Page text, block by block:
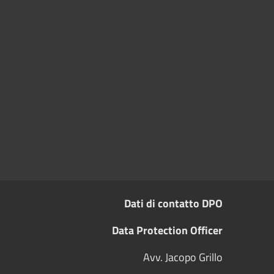
Dati di contatto DPO
Data Protection Officer
Avv. Jacopo Grillo